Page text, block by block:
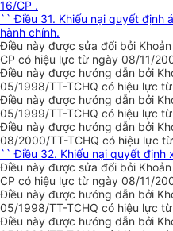
16/CP .
`` Điều 31. Khiếu nại quyết định
hành chính.
Điều này được sửa đổi bởi
CP có hiệu lực từ ngày 08/11/
Điều này được hướng dẫn bởi
05/1998/TT-TCHQ có hiệu lực
Điều này được hướng dẫn bởi
05/1999/TT-TCHQ có hiệu lực
Điều này được hướng dẫn bởi
08/2000/TT-TCHQ có hiệu lực
`` Điều 32. Khiếu nại quyết định
Điều này được sửa đổi bởi
CP có hiệu lực từ ngày 08/11/
Điều này được hướng dẫn bởi
05/1998/TT-TCHQ có hiệu lực
Điều này được hướng dẫn bởi